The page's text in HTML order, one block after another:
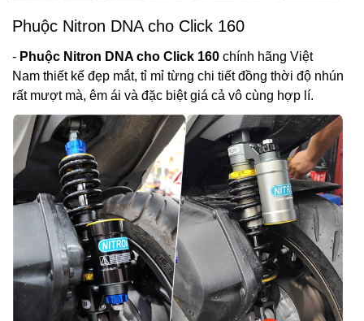
Phuộc Nitron DNA cho Click 160
- Phuộc Nitron DNA cho Click 160 chính hãng Việt
Nam thiết kế đẹp mắt, tỉ mỉ từng chi tiết đồng thời độ nhún
rất mượt mà, êm ái và đặc biệt giá cả vô cùng hợp lí.